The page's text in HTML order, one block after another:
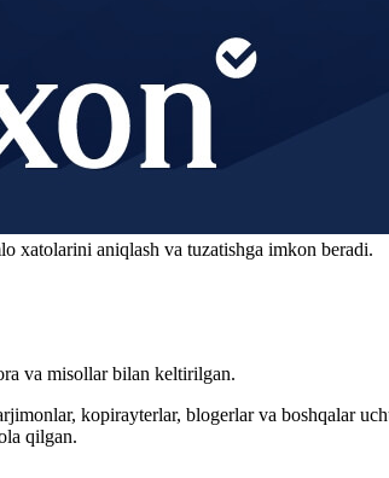
xatolarini aniqlash va tuzatishga imkon beradi.
va misollar bilan keltirilgan.
kopirayterlar, blogerlar va boshqalar
qilgan.